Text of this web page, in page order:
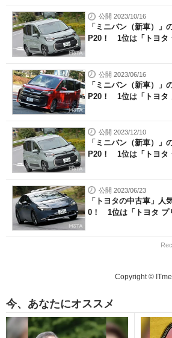
公開 2023/10/16
「ミニバン（新車）」
P20！ 1位は「トヨタ
公開 2023/06/16
「ミニバン（新車）」
P20！ 1位は「トヨタ
公開 2023/12/10
「ミニバン（新車）」
P20！ 1位は「トヨタ
公開 2023/06/23
「トヨタの中古車」人
0！ 1位は「トヨタ プ
Copyright ©
今、あなたにオススメ